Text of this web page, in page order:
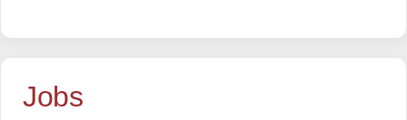
Jobs